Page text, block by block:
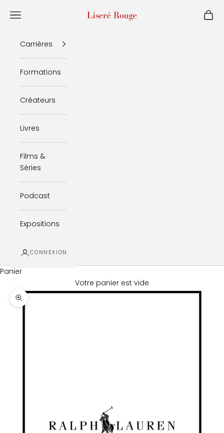
Liseré Rouge
Menu Panier
Carrières
Formations
Créateurs
Livres
Films &
Séries
Podcast
Expositions
CONNEXION
Panier
Votre panier est vide
Zoomer sur l'image